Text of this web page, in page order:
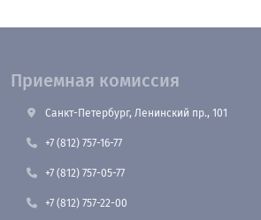
Приемная комиссия
Санкт-Петербург, Ленинский пр., 101
+7 (812) 757-16-77
+7 (812) 757-05-77
+7 (812) 757-22-00